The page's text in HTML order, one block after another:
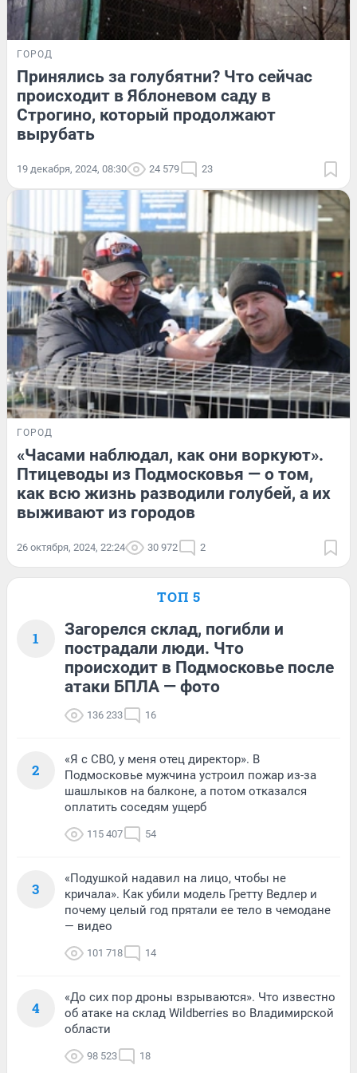
ГОРОД
Принялись за голубятни? Что сейчас
происходит в Яблоневом саду в
Строгино, который продолжают
вырубать
19 декабря, 2024, 08:30 24 579 23
ГОРОД
«Часами наблюдал, как они воркуют».
Птицеводы из Подмосковья — о том,
как всю жизнь разводили голубей, а их
выживают из городов
26 октября, 2024, 22:24 30 972 2
ТОП 5
1
Загорелся склад, погибли и
пострадали люди. Что
происходит в Подмосковье после
атаки БПЛА — фото
136 233 16
2
«Я с СВО, у меня отец директор». В
Подмосковье мужчина устроил пожар из-за
шашлыков на балконе, а потом отказался
оплатить соседям ущерб
115 407 54
3
«Подушкой надавил на лицо, чтобы не
кричала». Как убили модель Гретту Ведлер и
почему целый год прятали ее тело в чемодане
— видео
101 718 14
4
«До сих пор дроны взрываются». Что известно
об атаке на склад Wildberries во Владимирской
области
98 523 18